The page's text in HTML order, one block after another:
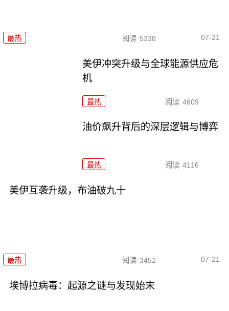
最热 阅读 5338 07-21
美伊冲突升级与全球能源供应危
机
最热 阅读 4609
油价飙升背后的深层逻辑与博弈
最热 阅读 4116
美伊互袭升级，布油破九十
最热 阅读 3452 07-21
埃博拉病毒：起源之谜与发现始末